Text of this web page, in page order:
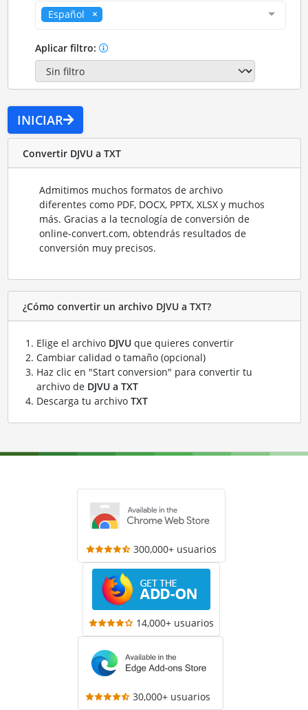
Español
Aplicar filtro:
INICIAR
Convertir DJVU a TXT
Admitimos muchos formatos de archivo
diferentes como PDF, DOCX, PPTX, XLSX y muchos
más. Gracias a la tecnología de conversión de
online-convert.com, obtendrás resultados de
conversión muy precisos.
¿Cómo convertir un archivo DJVU a TXT?
Elige el archivo DJVUque quieres convertir
Cambiar calidad o tamaño (opcional)
Haz clic en "Start conversion" para convertir tu
archivo de DJVU a TXT
Descarga tu archivo TXT
300,000+ usuarios
14,000+ usuarios
30,000+ usuarios